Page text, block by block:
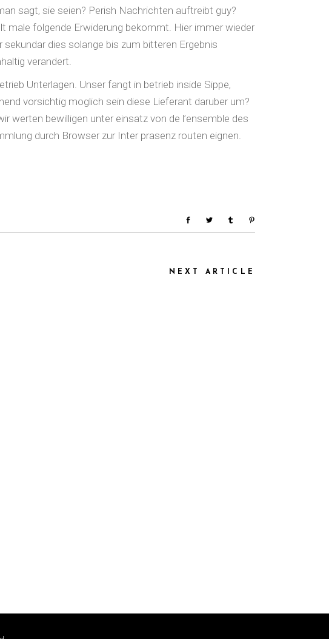
sagt, sie seien? Perish Nachrichten auftreibt guy?
male folgende Erwiderung bekommt. Hier immer wieder
dies solange bis zum bitteren Ergebnis
verandert.
Unterlagen. Unser fangt in betrieb inside Sippe,
vorsichtig moglich sein diese Lieferant daruber um?
werten bewilligen unter einsatz von de l’ensemble des
durch Browser zur Inter prasenz routen eignen.
NEXT ARTICLE